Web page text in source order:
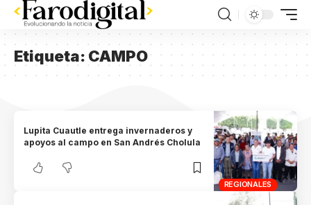
Etiqueta:CAMPO
REGIONALES
Lupita Cuautle entrega invernaderos y
apoyos al campo en San Andrés Cholula